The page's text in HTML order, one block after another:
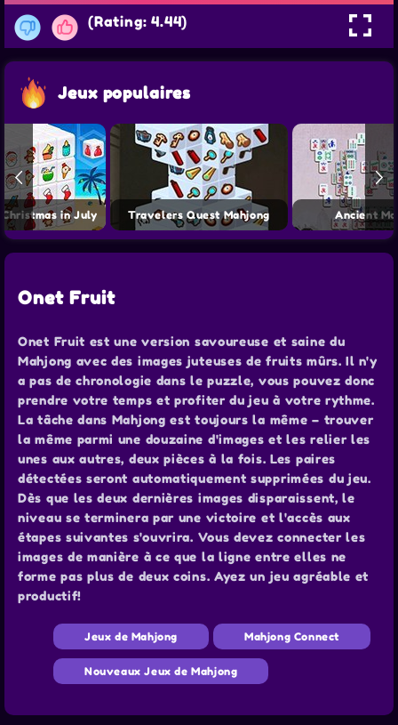
(Rating: 4.44)
Jeux populaires
Christmas in July Travelers Quest Mahjong Ancient
Onet Fruit
Onet Fruit est une version savoureuse et saine du
Mahjong avec des images juteuses de fruits mûrs. Il n'y
a pas de chronologie dans le puzzle, vous pouvez donc
prendre votre temps et profiter du jeu à votre rythme.
La tâche dans Mahjong est toujours la même – trouver
la même parmi une douzaine d'images et les relier les
unes aux autres, deux pièces à la fois. Les paires
détectées seront automatiquement supprimées du jeu.
Dès que les deux dernières images disparaissent, le
niveau se terminera par une victoire et l'accès aux
étapes suivantes s'ouvrira. Vous devez connecter les
images de manière à ce que la ligne entre elles ne
forme pas plus de deux coins. Ayez un jeu agréable et
productif!
Jeux de Mahjong Mahjong Connect
Nouveaux Jeux de Mahjong